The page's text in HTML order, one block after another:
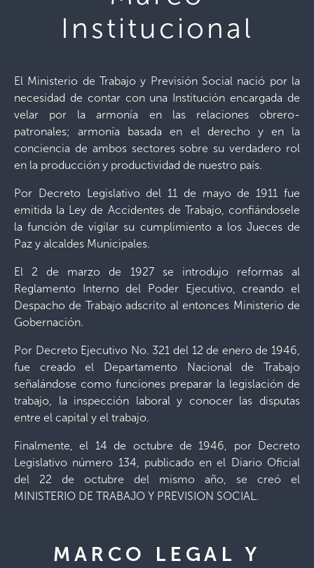
Institucional
El Ministerio de Trabajo y Previsión Social nació por la
necesidad de contar con una Institución encargada de
velar por la armonía en las relaciones obrero-
patronales; armonía basada en el derecho y en la
conciencia de ambos sectores sobre su verdadero rol
en la producción y productividad de nuestro país.
Por Decreto Legislativo del 11 de mayo de 1911 fue
emitida la Ley de Accidentes de Trabajo, confiándosele
la función de vigilar su cumplimiento a los Jueces de
Paz y alcaldes Municipales.
El 2 de marzo de 1927 se introdujo reformas al
Reglamento Interno del Poder Ejecutivo, creando el
Despacho de Trabajo adscrito al entonces Ministerio de
Gobernación.
Por Decreto Ejecutivo No. 321 del 12 de enero de 1946,
fue creado el Departamento Nacional de Trabajo
señalándose como funciones preparar la legislación de
trabajo, la inspección laboral y conocer las disputas
entre el capital y el trabajo.
Finalmente, el 14 de octubre de 1946, por Decreto
Legislativo número 134, publicado en el Diario Oficial
del 22 de octubre del mismo año, se creó el
MINISTERIO DE TRABAJO Y PREVISION SOCIAL.
MARCO LEGAL Y